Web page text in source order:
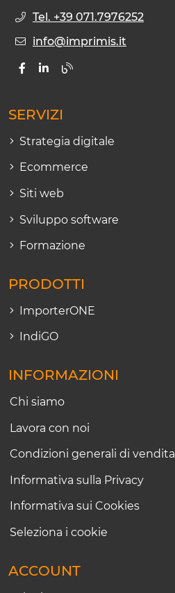
Tel. +39 071.7976252
info@imprimis.it
SERVIZI
Strategia digitale
Ecommerce
Siti web
Sviluppo software
Formazione
PRODOTTI
ImporterONE
IndiGO
INFORMAZIONI
Chi siamo
Lavora con noi
Condizioni generali di vendita
Informativa sulla Privacy
Informativa sui Cookies
Seleziona i cookie
ACCOUNT